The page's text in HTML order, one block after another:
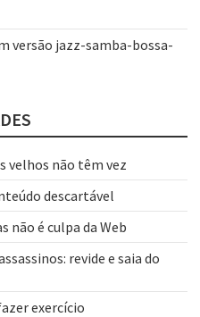
versão jazz-samba-bossa-
velhos não têm vez
descartável
não é culpa da Web
revide e saia do
exercício